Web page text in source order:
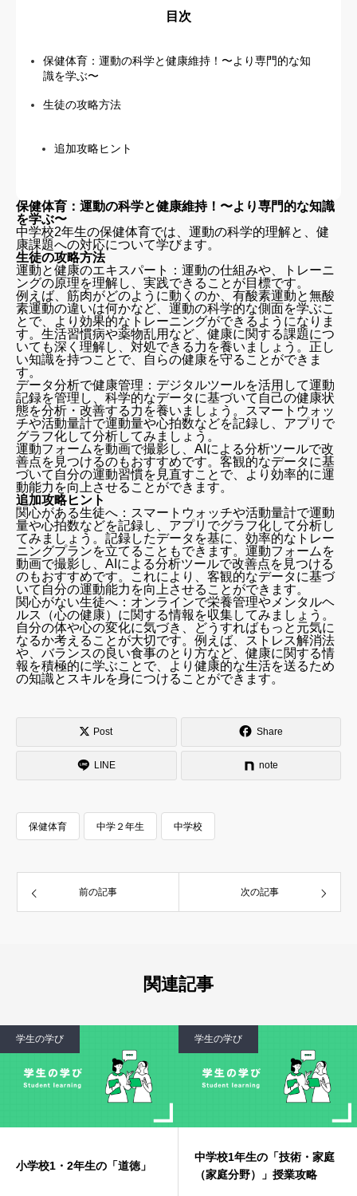
目次
保健体育：運動の科学と健康維持！〜より専門的な知
識を学ぶ〜
生徒の攻略方法
追加攻略ヒント
保健体育：運動の科学と健康維持！〜より専門的な知識
を学ぶ〜
中学校2年生の保健体育では、運動の科学的理解と、健
康課題への対応について学びます。
生徒の攻略方法
運動と健康のエキスパート：運動の仕組みや、トレーニ
ングの原理を理解し、実践できることが目標です。
例えば、筋肉がどのように動くのか、有酸素運動と無酸
素運動の違いは何かなど、運動の科学的な側面を学ぶこ
とで、より効果的なトレーニングができるようになりま
す。生活習慣病や薬物乱用など、健康に関する課題につ
いても深く理解し、対処できる力を養いましょう。正し
い知識を持つことで、自らの健康を守ることができま
す。
データ分析で健康管理：デジタルツールを活用して運動
記録を管理し、科学的なデータに基づいて自己の健康状
態を分析・改善する力を養いましょう。スマートウォッ
チや活動量計で運動量や心拍数などを記録し、アプリで
グラフ化して分析してみましょう。
運動フォームを動画で撮影し、AIによる分析ツールで改
善点を見つけるのもおすすめです。客観的なデータに基
づいて自分の運動習慣を見直すことで、より効率的に運
動能力を向上させることができます。
追加攻略ヒント
関心がある生徒へ：スマートウォッチや活動量計で運動
量や心拍数などを記録し、アプリでグラフ化して分析し
てみましょう。記録したデータを基に、効率的なトレー
ニングプランを立てることもできます。運動フォームを
動画で撮影し、AIによる分析ツールで改善点を見つける
のもおすすめです。これにより、客観的なデータに基づ
いて自分の運動能力を向上させることができます。
関心がない生徒へ：オンラインで栄養管理やメンタルヘ
ルス（心の健康）に関する情報を収集してみましょう。
自分の体や心の変化に気づき、どうすればもっと元気に
なるか考えることが大切です。例えば、ストレス解消法
や、バランスの良い食事のとり方など、健康に関する情
報を積極的に学ぶことで、より健康的な生活を送るため
の知識とスキルを身につけることができます。
Post Share
LINE note
保健体育 中学２年生 中学校
前の記事 次の記事
関連記事
学生の学び
小学校1・2年生の「道徳」
学生の学び
中学校1年生の「技術・家庭
（家庭分野）」授業攻略